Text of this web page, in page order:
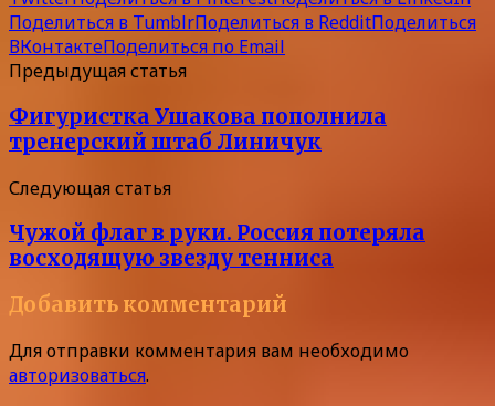
Поделиться в TumblrПоделиться в RedditПоделиться
ВКонтактеПоделиться по Email
Предыдущая статья
Фигуристка Ушакова пополнила
тренерский штаб Линичук
Следующая статья
Чужой флаг в руки. Россия потеряла
восходящую звезду тенниса
Добавить комментарий
Для отправки комментария вам необходимо
авторизоваться.